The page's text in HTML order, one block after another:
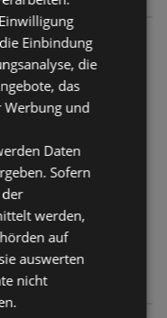
Wochenangebote
mehr gültig
am:
13.06.2026
Einbindung
die
das
Werbung und
Daten
Sofern
werden,
auf
auswerten
nicht